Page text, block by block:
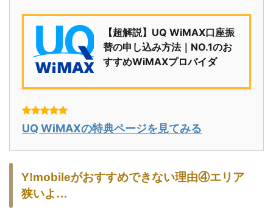
【超解説】UQ WiMAX口座振
替の申し込み方法｜NO.1のお
すすめWiMAXプロバイダ
UQ WiMAXの特典ページを見てみる
Y!mobileがおすすめできない理由④エリア
狭いよ…